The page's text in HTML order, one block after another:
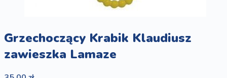
Grzechoczący Krabik Klaudiusz
zawieszka Lamaze